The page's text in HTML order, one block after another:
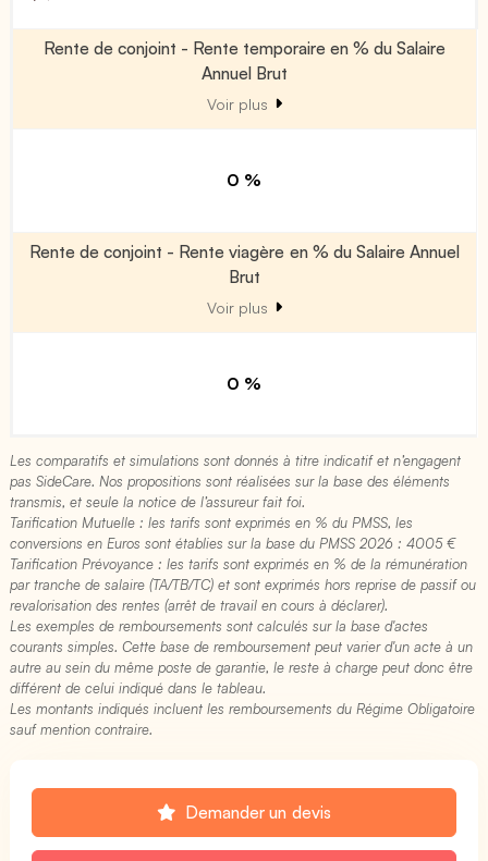
Rente de conjoint - Rente temporaire en % du Salaire
Annuel Brut
Voir plus
0 %
Rente de conjoint - Rente viagère en % du Salaire Annuel
Brut
Voir plus
0 %
Les comparatifs et simulations sont donnés à titre indicatif et n’engagent
pas SideCare. Nos propositions sont réalisées sur la base des éléments
transmis, et seule la notice de l’assureur fait foi.
Tarification Mutuelle : les tarifs sont exprimés en % du PMSS, les
conversions en Euros sont établies sur la base du PMSS 2026 : 4005 €​
Tarification Prévoyance : les tarifs sont exprimés en % de la rémunération
par tranche de salaire (TA/TB/TC) et sont exprimés hors reprise de passif ou
revalorisation des rentes (arrêt de travail en cours à déclarer).
Les exemples de remboursements sont calculés sur la base d'actes
courants simples. Cette base de remboursement peut varier d'un acte à un
autre au sein du même poste de garantie, le reste à charge peut donc être
différent de celui indiqué dans le tableau.
Les montants indiqués incluent les remboursements du Régime Obligatoire
sauf mention contraire.
Demander un devis